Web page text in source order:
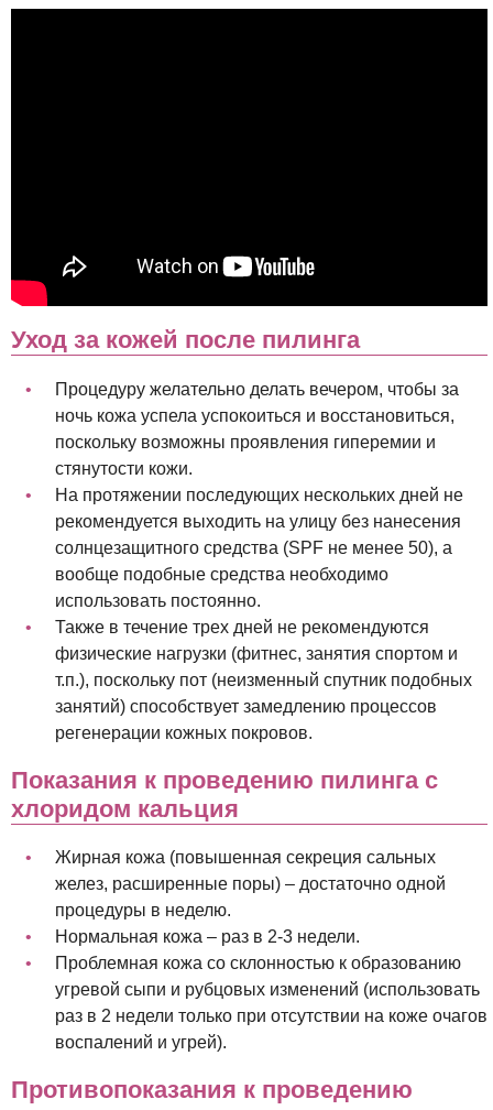
Уход за кожей после пилинга
Процедуру желательно делать вечером, чтобы за
ночь кожа успела успокоиться и восстановиться,
поскольку возможны проявления гиперемии и
стянутости кожи.
На протяжении последующих нескольких дней не
рекомендуется выходить на улицу без нанесения
солнцезащитного средства (SPF не менее 50), а
вообще подобные средства необходимо
использовать постоянно.
Также в течение трех дней не рекомендуются
физические нагрузки (фитнес, занятия спортом и
т.п.), поскольку пот (неизменный спутник подобных
занятий) способствует замедлению процессов
регенерации кожных покровов.
Показания к проведению пилинга с
хлоридом кальция
Жирная кожа (повышенная секреция сальных
желез, расширенные поры) – достаточно одной
процедуры в неделю.
Нормальная кожа – раз в 2-3 недели.
Проблемная кожа со склонностью к образованию
угревой сыпи и рубцовых изменений (использовать
раз в 2 недели только при отсутствии на коже очагов
воспалений и угрей).
Противопоказания к проведению